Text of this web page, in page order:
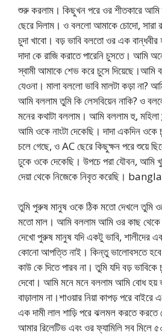
শুরু করলাম। কিছুখন পরে ওর শীতকারে আমি
ছেরে দিলাম। ও বললো আমাকে চোদো,
চুদা খাবো। বড় ভাবি বলতো ওর এক বান্ধবীর
দাদা কে রাজি করাতে পারেনি চুসতে। আমি
স্বামী আমাকে শেভ করে চুসে দিয়েছে।আমি
যেওনা। মালা বললো ভাবি মালটা কড়া না?
আমি বললাম তুমি কি লেসবিয়েন নাকি? ও
মনের কথাটা বললাম। আমি বললাম হু,
আমি ওকে নাংটা দেকেছি। দাদা একদিন
চলে গেছে, ও AC ছেরে কিছুক্ষন পরে শুয়ে
ঢুকে ওকে দেকেছি। উপচে পরা যৌবন, আমি
দেয়া থেকে নিজেকে নিবৃত করেছি।
তুমি পুরুষ মানুষ ওকে ঠিক মতো দেখলে তুমি
মতো মাল। আমি বললাম আমি ওর কাছ
দেখো পুরুষ মানুষ যদি একটু ভাবি, শালীদের
কোনো আপত্তি নাই। কিন্তু ভালোবসতে
কাউ কে দিতে পারব না। তুমি যদি বড়
দেবো। আমি মনে মনে বললাম আমি বোধ
বাড়ালাম না।শাওয়ার নিয়া কাপড় পরে
এক দামী লাল শাড়ি পরে ঝলমল করতে করতে
আমার রিলেটিভ এবং ওর ফ্যামিলি সব